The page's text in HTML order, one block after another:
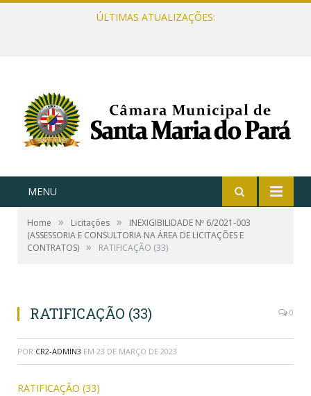
ÚLTIMAS ATUALIZAÇÕES:
MENU
Home » Licitações »
INEXIGIBILIDADE Nº 6/2021-003
(ASSESSORIA E CONSULTORIA NA ÁREA DE LICITAÇÕES E
CONTRATOS) » RATIFICAÇÃO (33)
RATIFICAÇÃO (33) 0
POR CR2-ADMIN3 EM 23 DE MARÇO DE 2023
RATIFICAÇÃO (33)